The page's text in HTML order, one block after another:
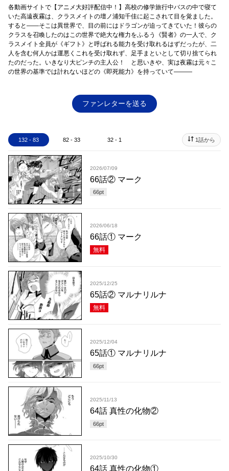
各動画サイトで【アニメ大好評配信中！】高校の修学旅行中バスの中で寝て
いた高遠夜霧は、クラスメイトの壇ノ浦知千佳に起こされて目を覚ました。
すると――そこは異世界で、目の前にはドラゴンが迫ってきていた！彼らの
クラスを召喚したのはこの世界で絶大な権力をふるう《賢者》の一人で、ク
ラスメイト全員が《ギフト》と呼ばれる能力を受け取れるはずだったが、二
人を含む何人かは運悪くこれを受け取れず、足手まといとして切り捨てられ
たのだった。いきなり大ピンチの主人公！ と思いきや、実は夜霧は元々こ
の世界の基準では計れないほどの《即死能力》を持っていて―――
ファンレターを送る
132 - 83 82 - 33 32 - 1 1話から
2026/07/09
66話② マーク
66pt
2026/06/18
66話① マーク
無料
2025/12/25
65話② マルナリルナ
無料
2025/12/04
65話① マルナリルナ
66pt
2025/11/13
64話 真性の化物②
66pt
2025/10/30
64話 真性の化物①